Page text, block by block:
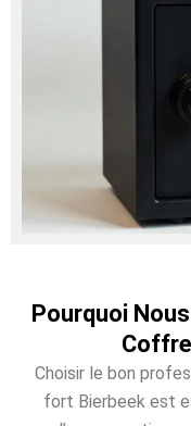
Pourquoi
Choisir le bon
fort Bierbeek est